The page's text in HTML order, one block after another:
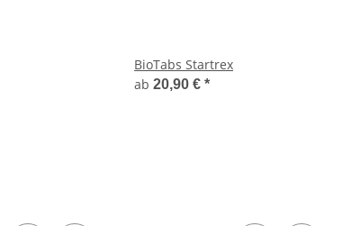
BioTabs Startrex
ab 20,90 € *